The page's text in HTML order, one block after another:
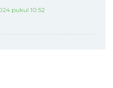
pukul 10:52